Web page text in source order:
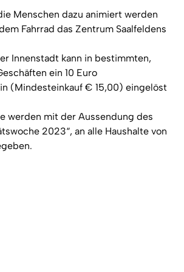
Menschen dazu animiert werden
Fahrrad das Zentrum Saalfeldens
Innenstadt kann in bestimmten,
ein 10 Euro
(Mindesteinkauf € 15,00) eingelöst
werden mit der Aussendung des
2023“, an alle Haushalte von